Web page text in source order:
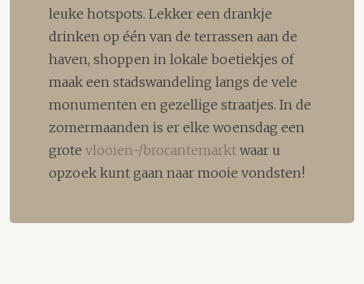
leuke hotspots. Lekker een drankje
drinken op één van de terrassen aan de
haven, shoppen in lokale boetiekjes of
maak een stadswandeling langs de vele
monumenten en gezellige straatjes. In de
zomermaanden is er elke woensdag een
grote vlooien-/brocantemarkt waar u
opzoek kunt gaan naar mooie vondsten!